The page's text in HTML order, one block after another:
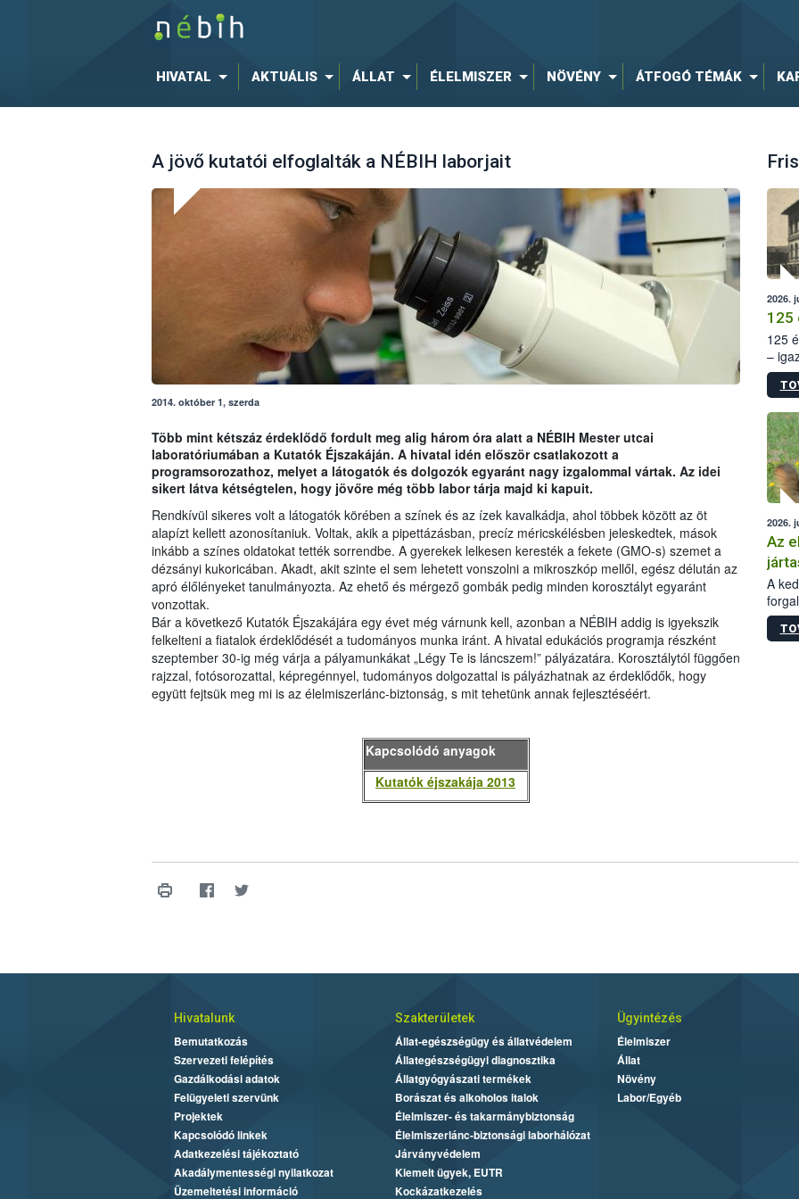
HIVATAL AKTUÁLIS ÁLLAT ÉLELMISZER NÖVÉNY ÁTFOGÓ TÉMÁK
A jövő kutatói elfoglalták a NÉBIH laborjait
2014. október 1, szerda
Több mint kétszáz érdeklődő fordult meg alig három óra alatt a NÉBIH Mester utcai
laboratóriumában a Kutatók Éjszakáján. A hivatal idén először csatlakozott a
programsorozathoz, melyet a látogatók és dolgozók egyaránt nagy izgalommal vártak. Az idei
sikert látva kétségtelen, hogy jövőre még több labor tárja majd ki kapuit.
Rendkívül sikeres volt a látogatók körében a színek és az ízek kavalkádja, ahol többek között az öt
alapízt kellett azonosítaniuk. Voltak, akik a pipettázásban, precíz méricskélésben jeleskedtek, mások
inkább a színes oldatokat tették sorrendbe. A gyerekek lelkesen keresték a fekete (GMO-s) szemet a
dézsányi kukoricában. Akadt, akit szinte el sem lehetett vonszolni a mikroszkóp mellől, egész délután az
apró élőlényeket tanulmányozta. Az ehető és mérgező gombák pedig minden korosztályt egyaránt
vonzottak.
Bár a következő Kutatók Éjszakájára egy évet még várnunk kell, azonban a NÉBIH addig is igyekszik
felkelteni a fiatalok érdeklődését a tudományos munka iránt. A hivatal edukációs programja részként
szeptember 30-ig még várja a pályamunkákat „Légy Te is láncszem!” pályázatára. Korosztálytól függően
rajzzal, fotósorozattal, képregénnyel, tudományos dolgozattal is pályázhatnak az érdeklődők, hogy
együtt fejtsük meg mi is az élelmiszerlánc-biztonság, s mit tehetünk annak fejlesztéséért.
Kapcsolódó anyagok
Kutatók éjszakája 2013
2026.
125
125
–
15.
2026.
Az
A
Hivatalunk
Bemutatkozás
Szervezeti felépítés
Gazdálkodási adatok
Felügyeleti szervünk
Projektek
Kapcsolódó linkek
Adatkezelési tájékoztató
Akadálymentességi nyilatkozat
Üzemeltetési információ
Szakterületek
Állat-egészségügy és állatvédelem
Állategészségügyi diagnosztika
Állatgyógyászati termékek
Borászat és alkoholos italok
Élelmiszer- és takarmánybiztonság
Élelmiszerlánc-biztonsági laborhálózat
Járványvédelem
Kiemelt ügyek, EUTR
Kockázatkezelés
Ügyintézés
Élelmiszer
Állat
Növény
Labor/Egyéb